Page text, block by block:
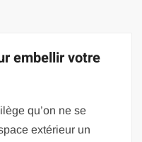
embellir votre
qu’on ne se
extérieur un